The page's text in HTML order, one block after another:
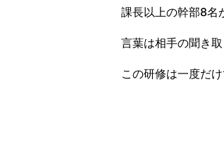
課長以上の幹部8名
言葉は相手の聞き
この研修は一度だ